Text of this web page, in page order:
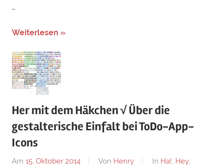
…
Weiterlesen »
Her mit dem Häkchen √ Über die
gestalterische Einfalt bei ToDo-App-
Icons
Am 15. Oktober 2014 Von Henry In Ha!, Hey,